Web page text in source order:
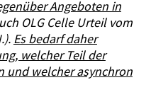
Angeboten in
OLG Celle Urteil vom
Es bedarf daher
welcher Teil der
und welcher asynchron